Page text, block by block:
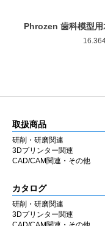
Phrozen 歯科模型
Preis
取扱商品
研削・研磨関連
3Dプリンター関連
CAD/CAM関連・その他
カタログ
研削・研磨関連
3Dプリンター関連